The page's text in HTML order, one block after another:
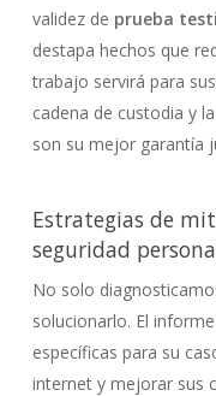
validez de prueba
destapa hechos que
trabajo servirá para
cadena de custodia y
son su mejor garantía
Estrategias de
seguridad
No solo
solucionarlo. El
específicas para su
internet y mejorar sus